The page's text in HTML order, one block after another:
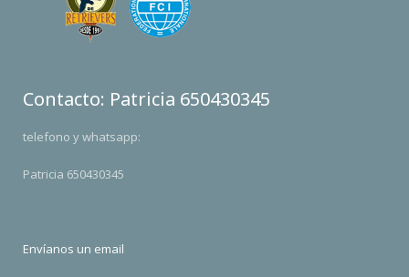
Contacto: Patricia 650430345
telefono y whatsapp:
Patricia 650430345
Envíanos un email